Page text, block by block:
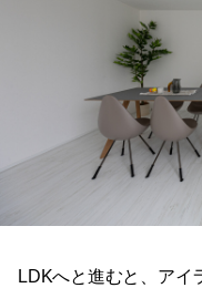
LDKへと進むと、アイ